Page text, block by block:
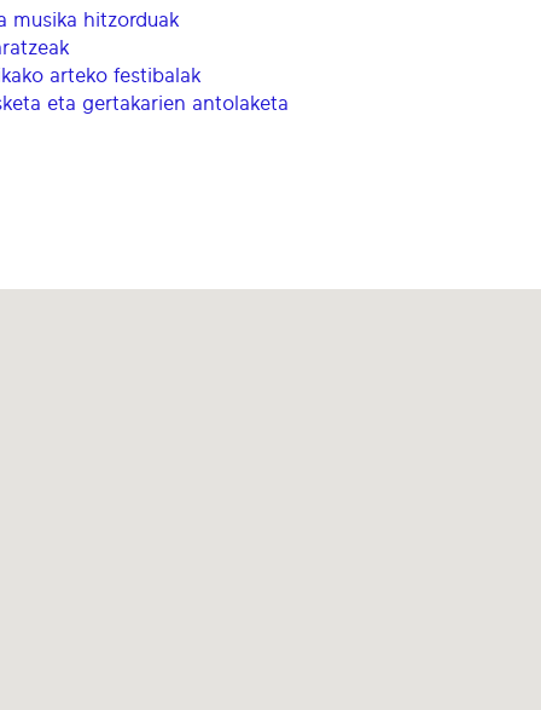
musika hitzorduak
arteko festibalak
eta gertakarien antolaketa